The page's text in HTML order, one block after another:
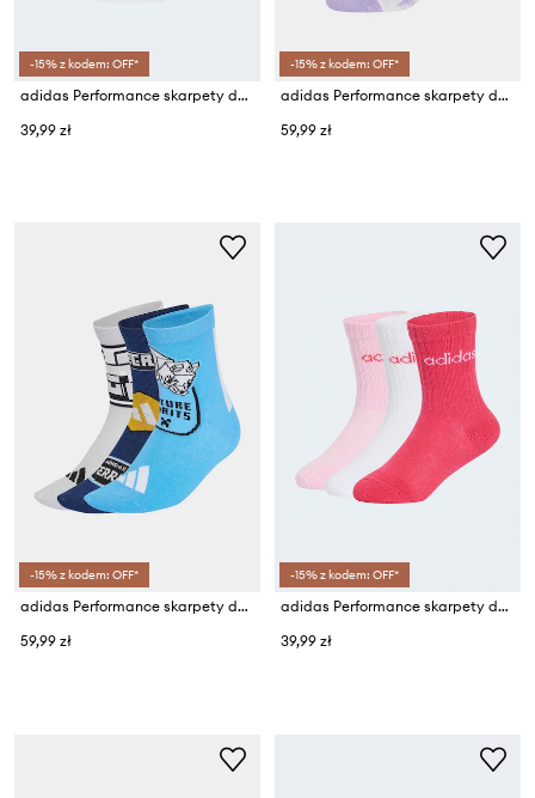
-15% z kodem: OFF*
adidas Performance skarpety dziecięce 3-pack
39,99 zł
-15% z kodem: OFF*
adidas Performance skarpety dziecięce DISNEY MINNIE MOUSE 3-pack
59,99 zł
-15% z kodem: OFF*
adidas Performance skarpety dziecięce MINECRAFT 3-pack
59,99 zł
-15% z kodem: OFF*
adidas Performance skarpety dziecięce 3-pack
39,99 zł